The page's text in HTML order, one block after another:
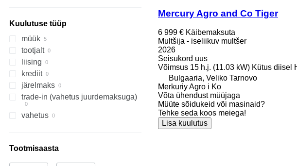
Kuulutuse tüüp
müük
tootjalt
liising
krediit
järelmaks
trade-in (vahetus juurdemaksuga)
vahetus
Tootmisaasta
Mercury Agro and Co Tiger
6 999 € Käibemaksuta
Multšija - iseliikuv multšer
2026
Seisukord uus
Võimsus 15 h.j. (11.03 kW) Kütus diisel
Bulgaaria, Veliko Tarnovo
Merkuriy Agro i Ko
Võta ühendust müüjaga
Müüte sõidukeid või masinaid?
Tehke seda koos meiega!
Lisa kuulutus